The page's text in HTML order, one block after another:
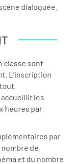
dialoguée.
classe sont
L’inscription
les
heures par
par
de
et du nombre